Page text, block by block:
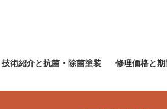
技術紹介と抗菌・除菌塗装 修理価格と期